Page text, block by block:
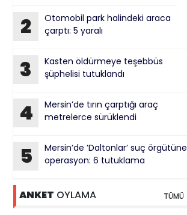
2
Otomobil park halindeki araca
çarptı: 5 yaralı
3
Kasten öldürmeye teşebbüs
şüphelisi tutuklandı
4
Mersin’de tırın çarptığı araç
metrelerce sürüklendi
5
Mersin’de ’Daltonlar’ suç örgütüne
operasyon: 6 tutuklama
ANKET OYLAMA TÜMÜ